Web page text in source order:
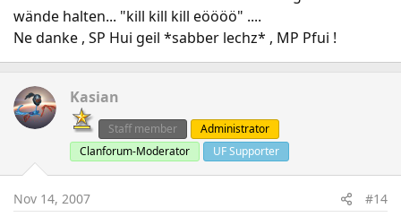
wände halten... "kill kill kill eöööö" ....
Ne danke , SP Hui geil *sabber lechz* , MP Pfui !
Kasian
Staff member
Administrator
Clanforum-Moderator
UF Supporter
Nov 14, 2007 #14